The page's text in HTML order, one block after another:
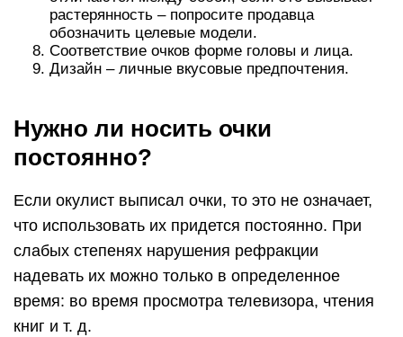
растерянность – попросите продавца
обозначить целевые модели.
Соответствие очков форме головы и лица.
Дизайн – личные вкусовые предпочтения.
Нужно ли носить очки
постоянно?
Если окулист выписал очки, то это не означает,
что использовать их придется постоянно. При
слабых степенях нарушения рефракции
надевать их можно только в определенное
время: во время просмотра телевизора, чтения
книг и т. д.